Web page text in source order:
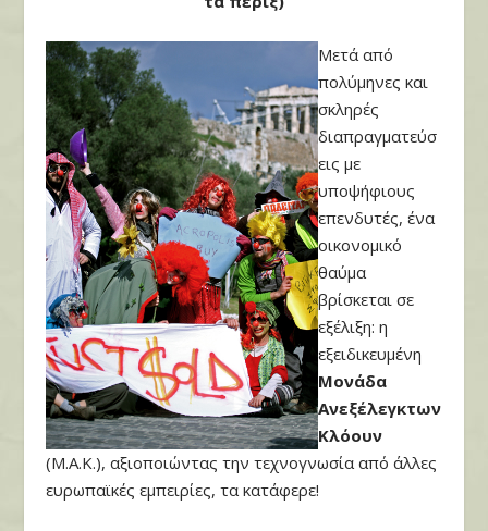
Μετά από
πολύμηνες και
σκληρές
διαπραγματεύσ
εις με
υποψήφιους
επενδυτές, ένα
οικονομικό
θαύμα
βρίσκεται σε
εξέλιξη: η
εξειδικευμένη
Μονάδα
Ανεξέλεγκτων
Κλόουν
(Μ.Α.Κ.), αξιοποιώντας την τεχνογνωσία από άλλες
ευρωπαϊκές εμπειρίες, τα κατάφερε!